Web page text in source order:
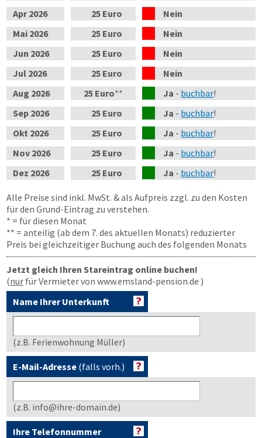
Apr2026 25 Euro
Nein
Mai 2026 25 Euro
Nein
Jun 2026 25 Euro
Nein
Jul 2026 25 Euro
Nein
Aug 2026 25 Euro** Ja - buchbar!
Sep 2026 25 Euro Ja - buchbar!
Okt 2026 25 Euro Ja - buchbar!
Nov 2026 25 Euro Ja - buchbar!
Dez 2026 25 Euro Ja - buchbar!
Alle Preise sind inkl. MwSt. & als Aufpreis zzgl. zu den Kosten
für den Grund-Eintrag zu verstehen.
* = für diesen Monat
** = anteilig (ab dem 7. des aktuellen Monats) reduzierter
Preis bei gleichzeitiger Buchung auch des folgenden Monats
Jetzt gleich Ihren Stareintrag online buchen!
(nur für Vermieter von www.emsland-pension.de )
Name Ihrer Unterkunft
(z.B. Ferienwohnung Müller)
E-Mail-Adresse (falls vorh.)
(z.B. info@ihre-domain.de)
Ihre Telefonnummer